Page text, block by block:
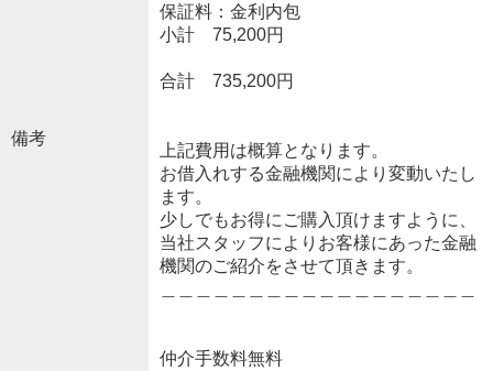
備考
保証料：金利内包
小計 75,200円
合計 735,200円
上記費用は概算となります。
お借入れする金融機関により変動いたし
ます。
少しでもお得にご購入頂けますように、
当社スタッフによりお客様にあった金融
機関のご紹介をさせて頂きます。
仲介手数料無料